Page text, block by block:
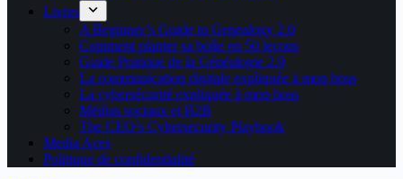
Livres
A Beginner’s Guide to Genealogy 2.0
Comment planter sa boîte en 50 leçons
Guide Pratique de la Généalogie 2.0
La communication digitale expliquée à mon boss
La cybersécurité expliquée à mon boss
Médias sociaux et B2B
The CEO’s Cybersecurity Playbook
Media Aces
Politique de confidentialité